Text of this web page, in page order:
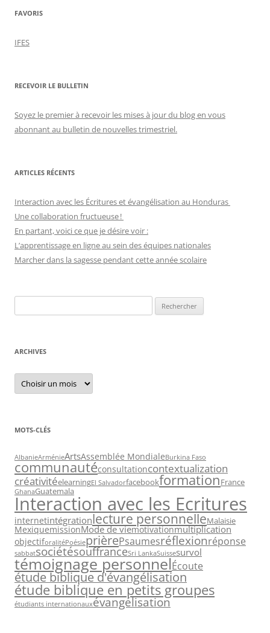
FAVORIS
IFES
RECEVOIR LE BULLETIN
Soyez le premier à recevoir les mises à jour du blog en vous
abonnant au bulletin de nouvelles trimestriel.
ARTICLES RÉCENTS
Interaction avec les Écritures et évangélisation au Honduras
Une collaboration fructueuse !
En partant, voici ce que je désire voir :
L’apprentissage en ligne au sein des équipes nationales
Marcher dans la sagesse pendant cette année scolaire
pour :
ARCHIVES
Archives
MOTS-CLÉS
AlbanieArménieArtsAssemblée MondialeBurkina Faso
communautéconsultationcontextualization
créativitéelearningEl SalvadorfacebookformationFrance
GhanaGuatemala
Interaction avec les Ecritures
internetintégrationlecture personnelleMalaisie
MexiquemissionMode de viemotivationmultiplication
objectiforalitéPoésieprièrePsaumesréflexionréponse
sabbatsociétésouffranceSri LankaSuissesurvol
témoignage personnelÉcoute
étude biblique d'évangélisation
étude biblique en petits groupes
étudiants internationauxévangélisation